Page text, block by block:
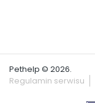
Pethelp © 2026.
Regulamin serwisu